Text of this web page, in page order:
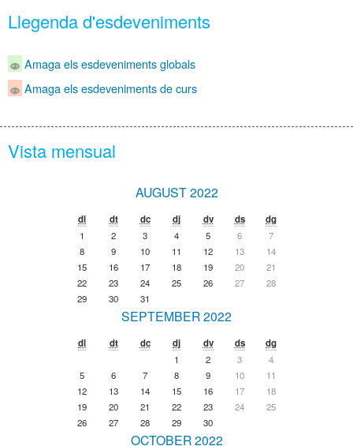
Llegenda d'esdeveniments
Amaga els esdeveniments globals
Amaga els esdeveniments de curs
Vista mensual
AUGUST 2022
dl dt dc dj dv ds dg
1 2 3 4 5 6
7
8
9 10 11 12 13
14
15
16 17 18 19 20
21
22
23 24 25 26 27
28
29
30 31
SEPTEMBER 2022
dl dt dc dj dv ds dg
1 2 3
4
5
6 7 8 9 10
11
12
13 14 15 16 17
18
19
20 21 22 23 24
25
26
27 28 29 30
OCTOBER 2022